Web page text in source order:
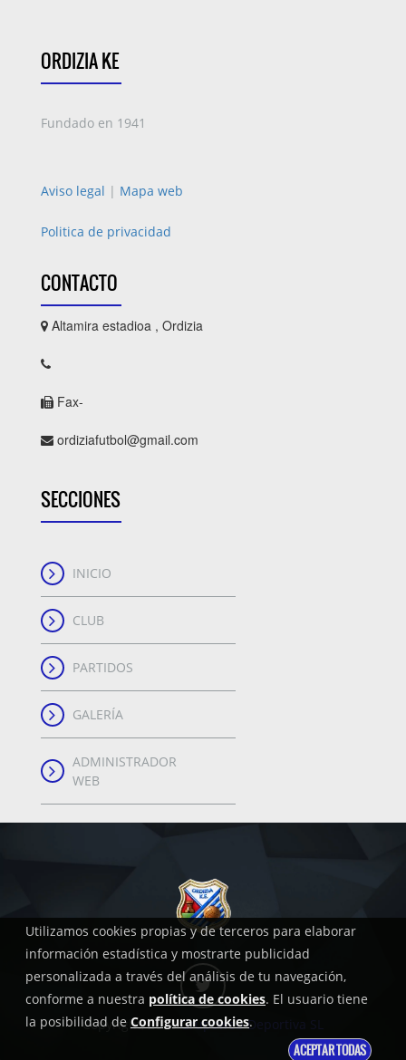
ORDIZIA KE
Fundado en 1941
Aviso legal | Mapa web
Politica de privacidad
CONTACTO
Altamira estadioa , Ordizia
Fax-
ordiziafutbol@gmail.com
SECCIONES
INICIO
CLUB
PARTIDOS
GALERÍA
ADMINISTRADOR
WEB
Copyright, 2018Grupoweb Deportiva SL
Utilizamos cookies propias y de terceros para elaborar
información estadística y mostrarte publicidad
personalizada a través del análisis de tu navegación,
conforme a nuestra política de cookies. El usuario tiene
la posibilidad de Configurar cookies.
ACEPTAR TODAS